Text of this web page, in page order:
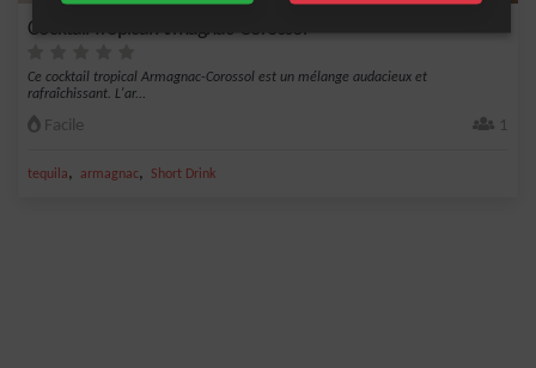
Cocktail Tropical Armagnac-Corossol
Ce cocktail tropical Armagnac-Corossol est un mélange audacieux et
rafraîchissant. L'ar...
Facile 1
tequila, armagnac, Short Drink